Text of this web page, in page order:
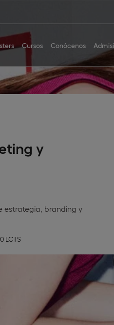
Cursos Conócenos
y
estrategia, branding y
ECTS